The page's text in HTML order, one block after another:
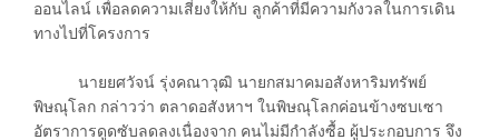
ออนไลน์ เพื่อลดความเสี่ยงให้กับ ลูกค้าที่มีความกังวลในการเดิน
ทางไปที่โครงการ
นายยศวัจน์ รุ่งคณาวุฒิ นายกสมาคมอสังหาริมทรัพย์
พิษณุโลก กล่าวว่า ตลาดอสังหาฯ ในพิษณุโลกค่อนข้างซบเซา
อัตราการดูดซับลดลงเนื่องจาก คนไม่มีกำลังซื้อ ผู้ประกอบการ จึง